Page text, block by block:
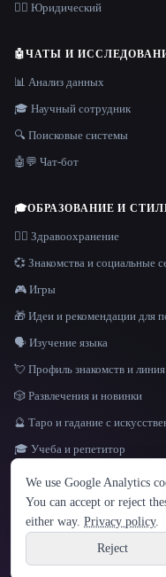
ЯЗЫК
English español
Hindi
👩‍⚖️ Юридический
🤖ЧАТЫ И
📊 Анализ данных
🎓 Научный сотрудник
🔍 Поисковые системы
🤖💬 Чат-бот
🎓ОБРАЗОВАНИЕ И
👩‍⚕️ Здравоохранение
💞 Знакомства и социальные
🎮 Игры
🎁 Идеи и рекомендации для
🗣️ Изучение языка
💘 Профиль знакомств и
🎲 Развлечения и новинки
🔮 Таро и гадание с
🎓 Учеба и репетитор
Site information
© 2026 That AI Collection. Все
политика конфиденциальности
build de3d624c
We use Google Analytics
You can accept or reject
either way. Privacy policy.
Reject